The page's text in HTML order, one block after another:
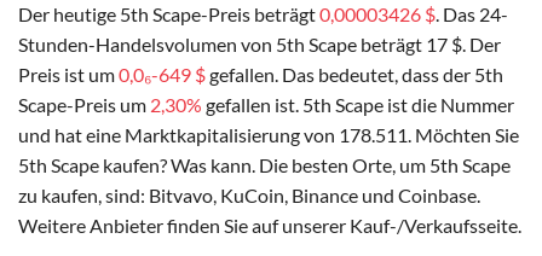
Der heutige 5th Scape-Preis beträgt0,00003426 $. Das 24-
Stunden-Handelsvolumen von 5th Scape beträgt 17 $. Der
Preis ist um0,0₆-649 $gefallen. Das bedeutet, dass der 5th
Scape-Preis um 2,30% gefallen ist. 5th Scape ist die Nummer
und hat eine Marktkapitalisierung von 178.511. Möchten Sie
5th Scape kaufen? Was kann. Die besten Orte, um 5th Scape
zu kaufen, sind: Bitvavo, KuCoin, Binance und Coinbase.
Weitere Anbieter finden Sie auf unserer Kauf-/Verkaufsseite.